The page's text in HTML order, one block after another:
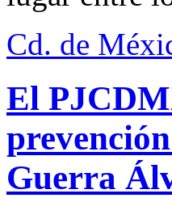
Cd. de
El
Guerra